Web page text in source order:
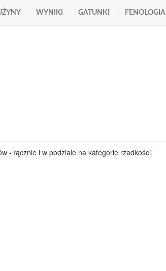
WYNIKI GATUNKI FENOLOGIA
- łącznie i w podziale na kategorie rzadkości.